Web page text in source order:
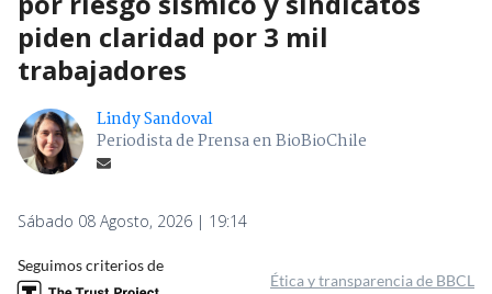
piden claridad por 3 mil
trabajadores
Lindy Sandoval
Periodista de Prensa en BioBioChile
Sábado 08 Agosto, 2026 | 19:14
Seguimos criterios de
Ética y transparencia de BBCL